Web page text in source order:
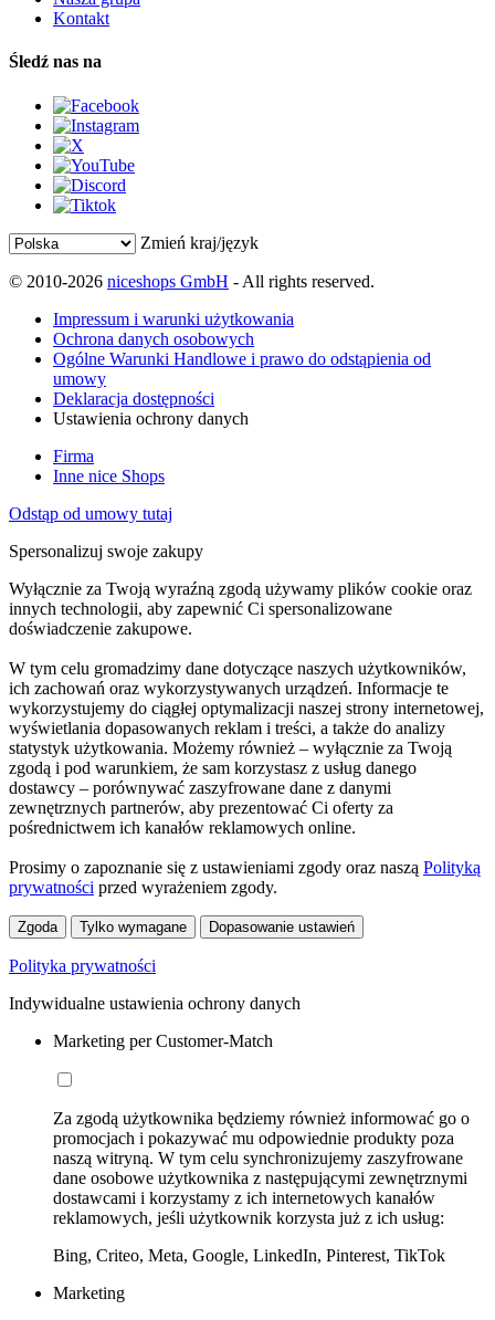
Kontakt
Śledź nas na
Zmień kraj/język
© 2010-2026 niceshops GmbH - All rights reserved.
Impressum i warunki użytkowania
Ochrona danych osobowych
Ogólne Warunki Handlowe i prawo do odstąpienia od
umowy
Deklaracja dostępności
Ustawienia ochrony danych
Firma
Inne nice Shops
Odstąp od umowy tutaj
Spersonalizuj swoje zakupy
Wyłącznie za Twoją wyraźną zgodą używamy plików cookie oraz
innych technologii, aby zapewnić Ci spersonalizowane
doświadczenie zakupowe.
W tym celu gromadzimy dane dotyczące naszych użytkowników,
ich zachowań oraz wykorzystywanych urządzeń. Informacje te
wykorzystujemy do ciągłej optymalizacji naszej strony internetowej,
wyświetlania dopasowanych reklam i treści, a także do analizy
statystyk użytkowania. Możemy również – wyłącznie za Twoją
zgodą i pod warunkiem, że sam korzystasz z usług danego
dostawcy – porównywać zaszyfrowane dane z danymi
zewnętrznych partnerów, aby prezentować Ci oferty za
pośrednictwem ich kanałów reklamowych online.
Prosimy o zapoznanie się z ustawieniami zgody oraz naszą Polityką
prywatności przed wyrażeniem zgody.
Zgoda Tylko wymagane Dopasowanie ustawień
Polityka prywatności
Indywidualne ustawienia ochrony danych
Marketing per Customer-Match
Za zgodą użytkownika będziemy również informować go o
promocjach i pokazywać mu odpowiednie produkty poza
naszą witryną. W tym celu synchronizujemy zaszyfrowane
dane osobowe użytkownika z następującymi zewnętrznymi
dostawcami i korzystamy z ich internetowych kanałów
reklamowych, jeśli użytkownik korzysta już z ich usług:
Bing, Criteo, Meta, Google, LinkedIn, Pinterest, TikTok
Marketing